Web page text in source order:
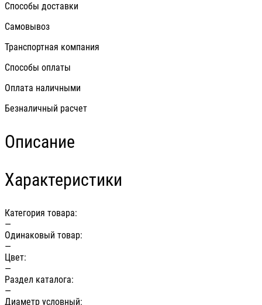
Способы доставки
Самовывоз
Транспортная компания
Способы оплаты
Оплата наличными
Безналичный расчет
Описание
Характеристики
Категория товара:
—
Одинаковый товар:
—
Цвет:
—
Раздел каталога:
—
Диаметр условный: